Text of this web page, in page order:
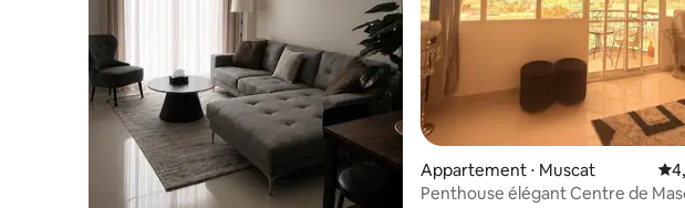
Appartement ⋅ Muscat
Penthouse élégant Centre de Mascate